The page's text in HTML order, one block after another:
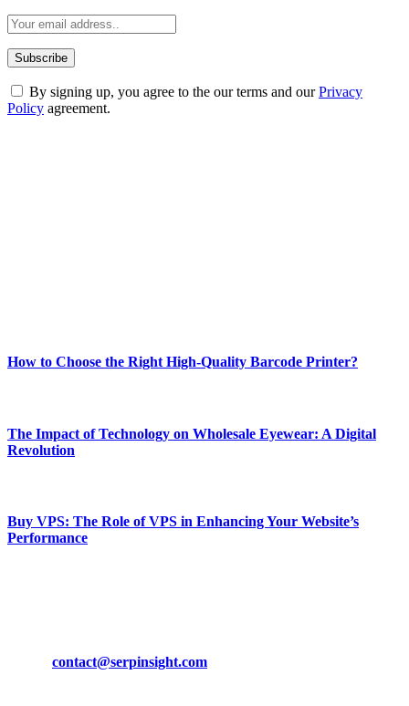
By signing up, you agree to the our terms and ourPrivacy
Policy agreement.
How to Choose the Right High-Quality Barcode Printer?
The Impact of Technology on Wholesale Eyewear: A Digital
Revolution
Buy VPS: The Role of VPS in Enhancing Your Website’s
Performance
contact@serpinsight.com